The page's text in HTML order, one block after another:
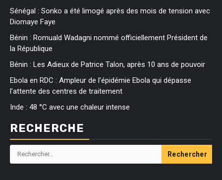
Sénégal : Sonko a été limogé après des mois de tension avec
Diomaye Faye
Bénin : Romuald Wadagni nommé officiellement Président de
la République
Bénin : Les Adieux de Patrice Talon, après 10 ans de pouvoir
Ebola en RDC : Ampleur de l’épidémie Ebola qui dépasse
l’attente des centres de traitement
Inde : 48 °C avec une chaleur intense
RECHERCHE
Rechercher :